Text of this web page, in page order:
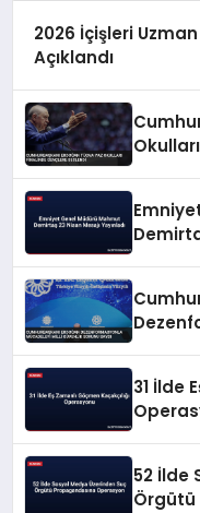
2026 İçişleri Uzman
Açıklandı
31 İlde
52 İlde
Örgütü